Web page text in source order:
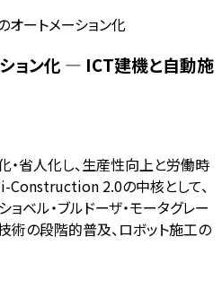
オートメーション化
ョン化 — ICT建機と自動施
省人化し、生産性向上と労働時
Construction 2.0の中核として、
ベル・ブルドーザ・モータグレー
術の段階的普及、ロボット施工の